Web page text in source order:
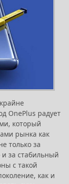
OnePlus радует
который
рынка как
только за
за стабильный
с такой
как и